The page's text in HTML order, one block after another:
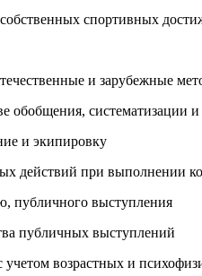
спортивных
и зарубежные
систематизации и
и экипировку
действий при выполнении
публичного выступления
публичных выступлений
возрастных и